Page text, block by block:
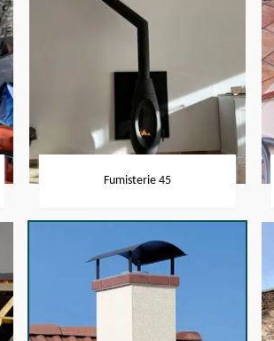
Fumisterie 45